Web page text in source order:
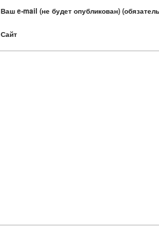
Ваш e-mail (не будет опубликован)
Сайт